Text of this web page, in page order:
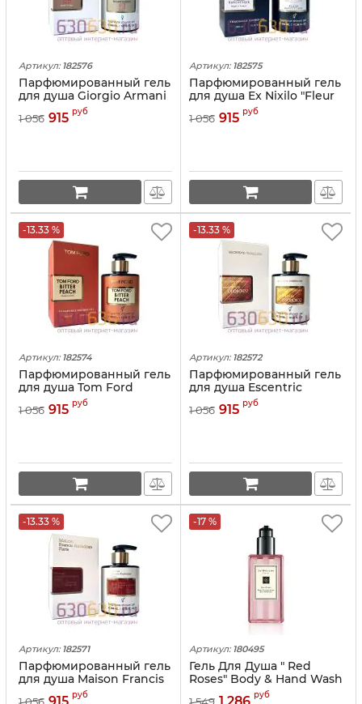
Артикул: 182576
Парфюмированный гель
для душа Giorgio Armani
"Pivoine Suzhou" 300ml
1 056 915 руб
Артикул: 182575
Парфюмированный гель
для душа Ex Nixilo "Fleur
Narcotique" 300ml
1 056 915 руб
-13.33 %
Артикул: 182574
Парфюмированный гель
для душа Tom Ford
"Bitter Peach" 300ml
1 056 915 руб
-13.33 %
Артикул: 182572
Парфюмированный гель
для душа Escentric
Molecules "Escentric 02"
300ml
1 056 915 руб
-13.33 %
Артикул: 182571
Парфюмированный гель
для душа Maison Francis
Kurkdjian "Baccarat
1 056 руб
-17 %
Артикул: 180495
Гель Для Душа " Red
Roses" Body & Hand Wash
Gel Moussant 250 ml
1 549 руб